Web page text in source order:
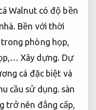
Walnut có độ bền
Bền với thời
phòng họp,
Xây dựng. Dự
cá đặc biệt và
cầu sử dụng. sàn
trở nên đẳng cấp,